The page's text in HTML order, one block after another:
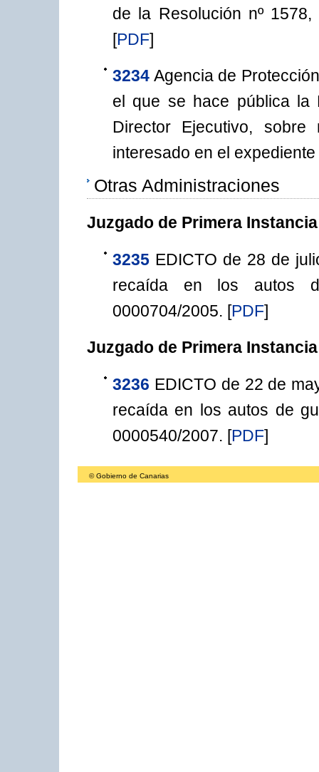
de la Resolución nº
[PDF]
3234 Agencia de
el que se hace pública la
Director Ejecutivo,
interesado en el expediente
Otras Administraciones
Juzgado de Primera
3235 EDICTO de 28 de
recaída en los autos
0000704/2005. [PDF]
Juzgado de Primera
3236 EDICTO de 22 de
recaída en los autos de
0000540/2007. [PDF]
© Gobierno de Canarias